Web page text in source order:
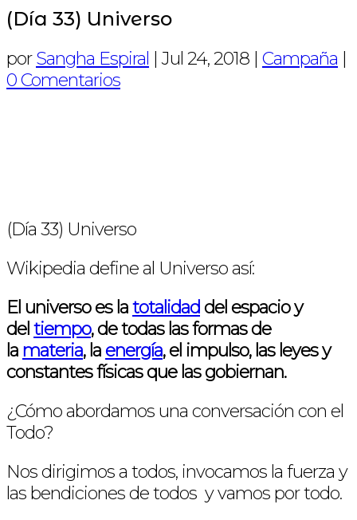
(Día 33) Universo
porSangha Espiral |Jul 24, 2018 | Campaña |
0 Comentarios
(Día 33) Universo
Wikipedia define al Universo así:
El universo es latotalidaddel espacio y
del tiempo, de todas las formas de
la materia, laenergía, el impulso, las leyes y
constantes físicas que las gobiernan.
¿Cómo abordamos una conversación con el
Todo?
Nos dirigimos a todos, invocamos la fuerza y
las bendiciones de todos y vamos por todo.